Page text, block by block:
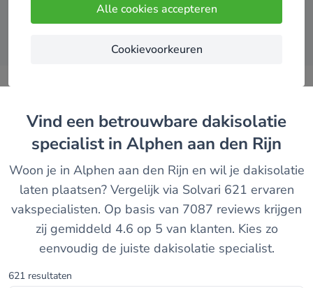
Alle cookies accepteren
Cookievoorkeuren
Vergelijk offertes
Vind een betrouwbare dakisolatie
specialist in Alphen aan den Rijn
Woon je in Alphen aan den Rijn en wil je dakisolatie
laten plaatsen? Vergelijk via Solvari 621 ervaren
vakspecialisten. Op basis van 7087 reviews krijgen
zij gemiddeld 4.6 op 5 van klanten. Kies zo
eenvoudig de juiste dakisolatie specialist.
621 resultaten